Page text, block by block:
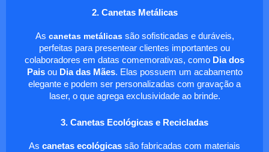
2. Canetas Metálicas
As canetas metálicassão sofisticadas e duráveis,
perfeitas para presentear clientes importantes ou
colaboradores em datas comemorativas, como Dia dos
Paisou Dia das Mães. Elas possuem um acabamento
elegante e podem ser personalizadas com gravação a
laser, o que agrega exclusividade ao brinde.
3. Canetas Ecológicas e Recicladas
As canetas ecológicas são fabricadas com materiais